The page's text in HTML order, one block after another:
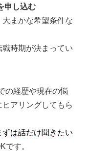
申し込む
まかな希望条件な
時期が決まってい
の経歴や現在の悩
アリングしてもら
ずは話だけ聞きたい
です。